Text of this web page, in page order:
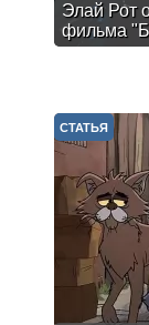
Элай Рот
фильма
СТАТЬЯ